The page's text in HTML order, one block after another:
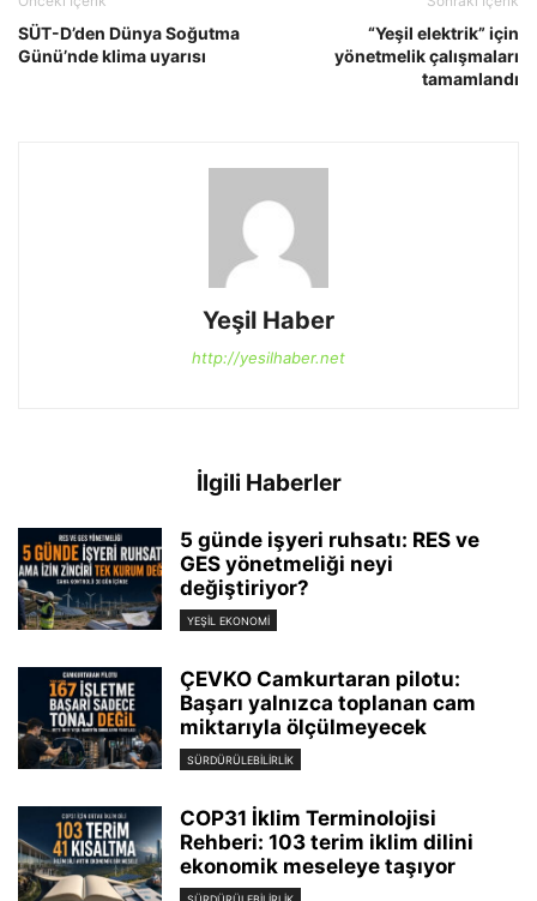
SÜT-D’den Dünya Soğutma
Günü’nde klima uyarısı
“Yeşil elektrik” için
yönetmelik çalışmaları
tamamlandı
Yeşil Haber
http://yesilhaber.net
İlgili Haberler
5 günde işyeri ruhsatı: RES ve
GES yönetmeliği neyi
değiştiriyor?
YEŞIL EKONOMI
ÇEVKO Camkurtaran pilotu:
Başarı yalnızca toplanan cam
miktarıyla ölçülmeyecek
SÜRDÜRÜLEBILIRLIK
COP31 İklim Terminolojisi
Rehberi: 103 terim iklim dilini
ekonomik meseleye taşıyor